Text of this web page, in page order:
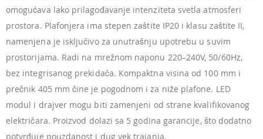
omogućava lako prilagođavanje intenziteta svetla atmosferi
prostora. Plafonjera ima stepen zaštite IP20 i klasu zaštite II,
namenjena je isključivo za unutrašnju upotrebu u suvim
prostorijama. Radi na mrežnom naponu 220–240V, 50/60Hz,
bez integrisanog prekidača. Kompaktna visina od 100 mm i
prečnik 405 mm čine je pogodnom i za niže plafone. LED
modul i drajver mogu biti zamenjeni od strane kvalifikovanog
električara. Proizvod dolazi sa 5 godina garancije, što dodatno
potvrđuje pouzdanost i dug vek trajanja.